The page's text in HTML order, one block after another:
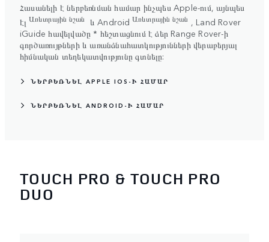
Հասանելի է ներբեռնման համար ինչպես Apple-ում, այնպես
էլ Առևտրային նշան և Android Առևտրային նշան , Land Rover
iGuide հավելվածը * հեշտացնում է ձեր Range Rover-ի
գործառույթների և առանձնահատկությունների վերաբերյալ
հիմնական տեղեկատվությունը գտնելը:
ՆԵՐԲԵՌՆԵԼ APPLE IOS-Ի ՀԱՄԱՐ
ՆԵՐԲԵՌՆԵԼ ANDROID-Ի ՀԱՄԱՐ
TOUCH PRO & TOUCH PRO
DUO